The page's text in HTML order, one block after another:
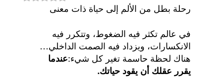
رحلة بطل من الألم إلى حياة ذات معنى
في عالم تكثر فيه الضغوط، وتتكرر فيه
الانكسارات، ويزداد فيه الصمت الداخلي…
هناك لحظة حاسمة تغير كل شيء:عندما
يقرر عقلك أن يقود حياتك.